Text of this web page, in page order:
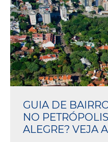
GUIA DE
NO
ALEGRE? VEJA